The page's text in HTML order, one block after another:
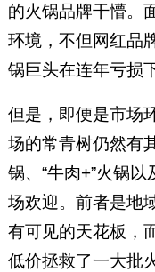
的火锅品牌干懵。
环境，不但网红品
锅巨头在连年亏损
但是，即便是市场
场的常青树仍然有
锅、“牛肉+”火锅
场欢迎。前者是地
有可见的天花板，
低价拯救了一大批